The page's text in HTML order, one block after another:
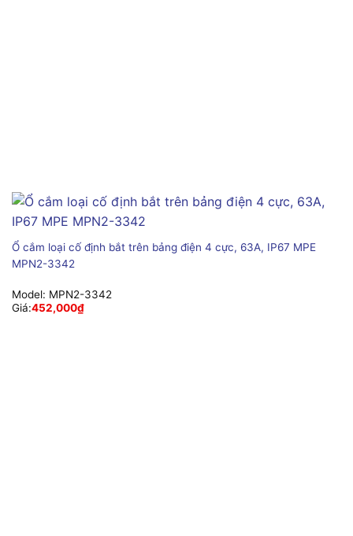
Ổ cắm loại cố định bắt trên bảng điện 4 cực, 63A, IP67 MPE
MPN2-3342
Model: MPN2-3342
Giá:452,000₫